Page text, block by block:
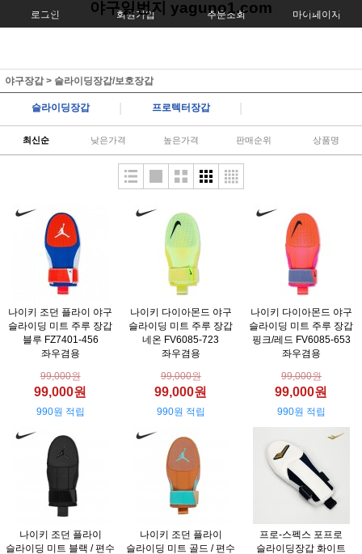
로그인 회원가입 주문조회 마이페이지
야구일번지 yaguno1.com
야구장갑 > 슬라이딩장갑/보호장갑
슬라이딩장갑 프로텍터장갑
최신순 낮은가격 높은가격 판매순위 상품명
나이키 조던 플라이 야구
슬라이딩 미트 주루 장갑
블루 FZ7401-456
좌우겸용
99,000원
99,000원
990원 적립
나이키 다이아몬드 야구
슬라이딩 미트 주루 장갑
네온 FV6085-723
좌우겸용
99,000원
99,000원
990원 적립
나이키 다이아몬드 야구
슬라이딩 미트 주루 장갑
핑크/레드 FV6085-653
좌우겸용
99,000원
99,000원
990원 적립
나이키 조던 플라이
슬라이딩 미트 블랙 / 편수
나이키 조던 플라이
슬라이딩 미트 골드 / 편수
프로-스펙스 포프로
슬라이딩장갑 화이트